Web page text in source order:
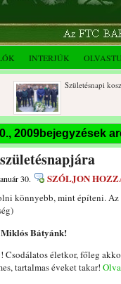
INTERJÚK
Születésnapi
2009bejegyzések
30. SZÓLJON
könnyebb, mint építeni.
Bátyánk!
Csodálatos életkor, főleg
tartalmas éveket takar!